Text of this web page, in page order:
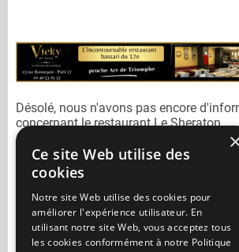
Désolé, nous n'avons pas encore
concernant le restaurant Le Sheraton.
Vous pouvez joindre le restaurant
Le
12 40 38
N'oubliez pas de préciser lors de votre
Le Sheratonqu'il n'est pas sur
Pour consulter un autre restaurant cacher
Ce site Web utilise des
cookies
Notre site Web utilise des cookies pour
améliorer l'expérience utilisateur. En
utilisant notre site Web, vous acceptez tous
les cookies conformément à notre Politique